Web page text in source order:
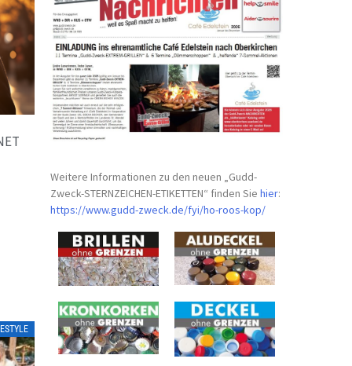
Weitere Informationen zu den neuen „Gudd-
Zweck-STERNZEICHEN-ETIKETTEN“ finden Siehier:
https://www.gudd-zweck.de/fyi/ho-roos-kop/